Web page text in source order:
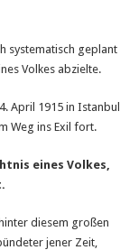
systematisch geplant
Volkes abzielte.
April 1915 in Istanbul
Weg ins Exil fort.
eines Volkes,
diesem großen
jener Zeit,